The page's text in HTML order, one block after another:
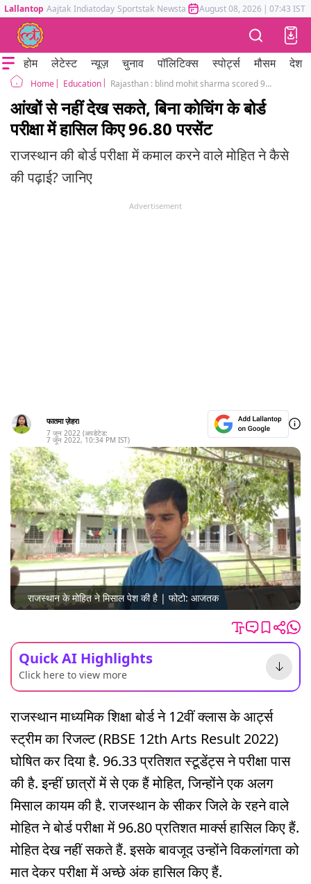
Lallantop Aajtak Indiatoday Sportstak Newstak Mumbai Tak Astrotak
August 08, 2026 | 07:43 IST
होम लेटेस्ट न्यूज़ चुनाव पॉलिटिक्स स्पोर्ट्स मौसम देश
Home Education Rajasthan : blind mohit sharma scored 96 percent marks in rbse 12th arts result
आंखों से नहीं देख सकते, बिना कोचिंग के बोर्ड
परीक्षा में हासिल किए 96.80 परसेंट
राजस्थान की बोर्ड परीक्षा में कमाल करने वाले मोहित ने कैसे
की पढ़ाई? जानिए
Advertisement
फातमा ज़ेहरा
7 जून 2022 (अपडेटेड:
7 जून 2022, 10:34 PM IST)
राजस्थान के मोहित ने मिसाल पेश की है | फोटो: आजतक
Quick AI Highlights
Click here to view more
राजस्थान माध्यमिक शिक्षा बोर्ड ने 12वीं क्लास के आर्ट्स
स्ट्रीम का रिजल्ट (RBSE 12th Arts Result 2022)
घोषित कर दिया है. 96.33 प्रतिशत स्टूडेंट्स ने परीक्षा पास
की है. इन्हीं छात्रों में से एक हैं मोहित, जिन्होंने एक अलग
मिसाल कायम की है. राजस्थान के सीकर जिले के रहने वाले
मोहित ने बोर्ड परीक्षा में 96.80 प्रतिशत मार्क्स हासिल किए हैं.
मोहित देख नहीं सकते हैं. इसके बावजूद उन्होंने विकलांगता को
मात देकर परीक्षा में अच्छे अंक हासिल किए हैं.